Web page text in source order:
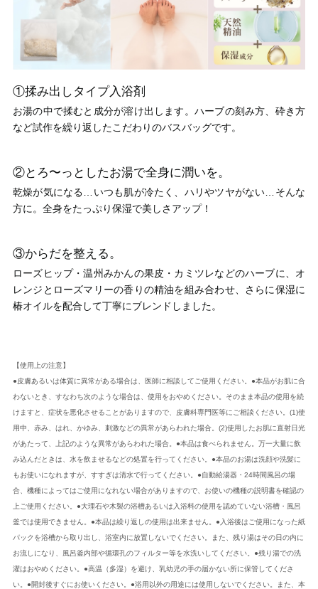
①揉み出しタイプ入浴剤
お湯の中で揉むと成分が溶け出します。ハーブの刻み方、砕き方
など試作を繰り返したこだわりのバスバッグです。
②とろ〜っとしたお湯で全身に潤いを。
乾燥が気になる…いつも肌が冷たく、ハリやツヤがない…そんな
方に。全身をたっぷり保湿で美しさアップ！
③からだを整える。
ローズヒップ・温州みかんの果皮・カミツレなどのハーブに、オ
レンジとローズマリーの香りの精油を組み合わせ、さらに保湿に
椿オイルを配合して丁寧にブレンドしました。
【使用上の注意】
●皮膚あるいは体質に異常がある場合は、医師に相談してご使用ください。●本品がお肌に合
わないとき、すなわち次のような場合は、使用をおやめください。そのまま本品の使用を続
けますと、症状を悪化させることがありますので、皮膚科専門医等にご相談ください。(1)使
用中、赤み、はれ、かゆみ、刺激などの異常があらわれた場合。(2)使用したお肌に直射日光
があたって、上記のような異常があらわれた場合。●本品は食べられません。万一大量に飲
み込んだときは、水を飲ませるなどの処置を行ってください。●本品のお湯は洗顔や洗髪に
もお使いになれますが、すすぎは清水で行ってください。●自動給湯器・24時間風呂の場
合、機種によってはご使用になれない場合がありますので、お使いの機種の説明書を確認の
上ご使用ください。●大理石や木製の浴槽あるいは入浴料の使用を認めていない浴槽・風呂
釜では使用できません。●本品は繰り返しの使用は出来ません。●入浴後はご使用になった紙
パックを浴槽から取り出し、浴室内に放置しないでください。また、残り湯はその日の内に
お流しになり、風呂釜内部や循環孔のフィルター等を水洗いしてください。●残り湯での洗
濯はおやめください。●高温（多湿）を避け、乳幼児の手の届かない所に保管してくださ
い。●開封後すぐにお使いください。●浴用以外の用途には使用しないでください。また、本